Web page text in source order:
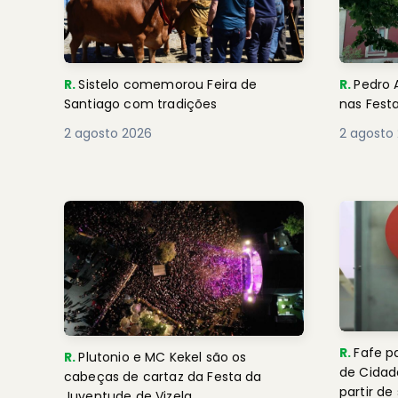
R.Sistelo comemorou Feira de
Santiago com tradições
2 agosto 2026
R.Pedro
nas
2 agosto
R.Plutonio e MC Kekel são os
cabeças de cartaz da Festa da
R.Fafe
de Cidadão
partir de